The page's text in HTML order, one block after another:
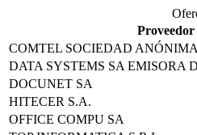
Proveedor
COMTEL SOCIEDAD ANÓNIMA
DATA SYSTEMS SA EMISORA
DOCUNET SA
HITECER S.A.
OFFICE COMPU SA